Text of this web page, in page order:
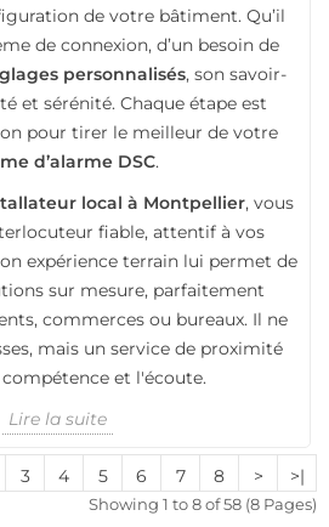
de votre bâtiment. Qu’il
de connexion, d’un besoin de
personnalisés, son savoir-
et sérénité. Chaque étape est
pour tirer le meilleur de votre
d’alarme DSC.
local à Montpellier, vous
fiable, attentif à vos
expérience terrain lui permet de
sur mesure, parfaitement
commerces ou bureaux. Il ne
mais un service de proximité
compétence et l'écoute.
Lire la suite
3 4 5 6 7 8 > >|
Showing 1 to 8 of 58 (8 Pages)